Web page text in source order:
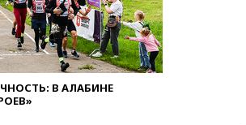
В АЛАБИНЕ